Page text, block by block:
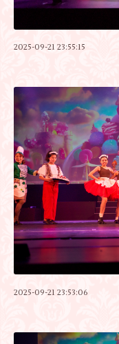
2025-09-21 23:55:15
2025-09-21 23:53:06